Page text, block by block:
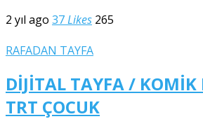
2 yıl ago 37Likes 265
RAFADAN TAYFA
DİJİTAL TAYFA /
TRT ÇOCUK